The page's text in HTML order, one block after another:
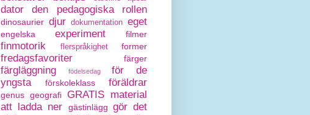
dator den pedagogiska rollen
dinosaurier djur dokumentation eget
engelska experiment filmer
finmotorik flerspråkighet former
fredagsfavoriter färger
färgläggning födelsedag
för de
yngsta
förskoleklass föräldrar
genus geografi GRATIS material
att ladda ner
gästinlägg gör det